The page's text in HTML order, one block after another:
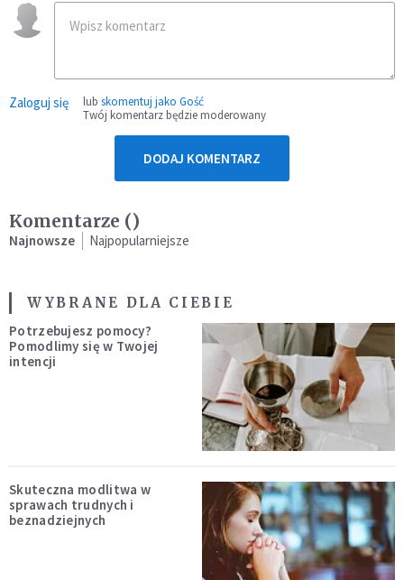
Zaloguj się lub skomentuj jako Gość
Twój komentarz będzie moderowany
DODAJ KOMENTARZ
Komentarze ()
Najnowsze Najpopularniejsze
WYBRANE DLA CIEBIE
Potrzebujesz pomocy?
Pomodlimy się w Twojej
intencji
Skuteczna modlitwa w
sprawach trudnych i
beznadziejnych